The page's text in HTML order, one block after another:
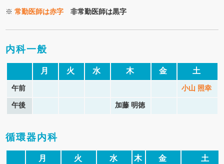
※常勤医師は赤字 非常勤医師は黒字
内科一般
月 火 水 木 金 土
午前 小山 照幸
午後 加藤 明徳
循環器内科
月 火 水 木 金 土